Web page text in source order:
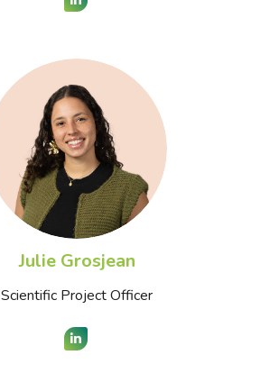
LinkedIn
Julie Grosjean
Scientific Project Officer
LinkedIn